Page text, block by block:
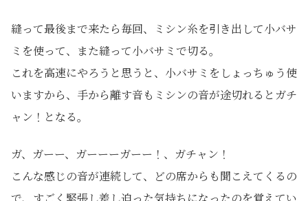
縫って最後まで来たら毎回、ミシン糸を引き出して小バサ
ミを使って、また縫って小バサミで切る。
これを高速にやろうと思うと、小バサミをしょっちゅう使
いますから、手から離す音もミシンの音が途切れるとガチ
ャン！となる。
ガ、ガーー、ガーーーガーー！、ガチャン！
こんな感じの音が連続して、どの席からも聞こえてくるの